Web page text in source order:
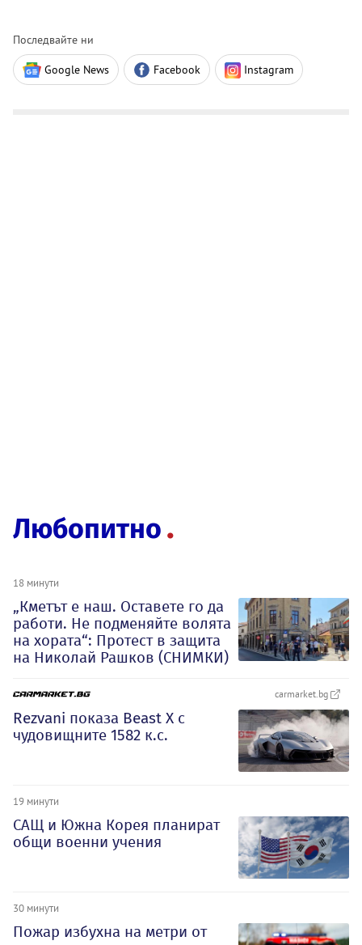
Последвайте ни
Google News Facebook Instagram
Любопитно
18 минути
„Кметът е наш. Оставете го да
работи. Не подменяйте волята
на хората“: Протест в защита
на Николай Рашков (СНИМКИ)
carmarket.bg
Rezvani показа Beast X с
чудовищните 1582 к.с.
19 минути
САЩ и Южна Корея планират
общи военни учения
30 минути
Пожар избухна на метри от